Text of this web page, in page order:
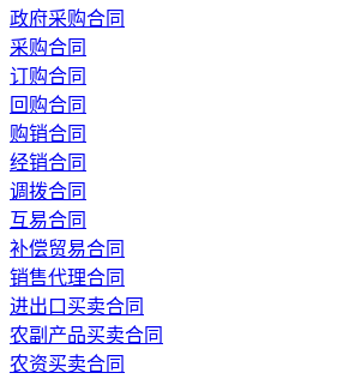
政府采购合同
采购合同
订购合同
回购合同
购销合同
经销合同
调拨合同
互易合同
补偿贸易合同
销售代理合同
进出口买卖合同
农副产品买卖合同
农资买卖合同